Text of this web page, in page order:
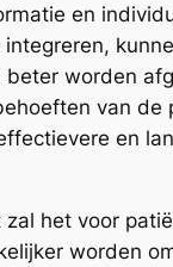
en
beter worden
van de
en
zal het voor
worden